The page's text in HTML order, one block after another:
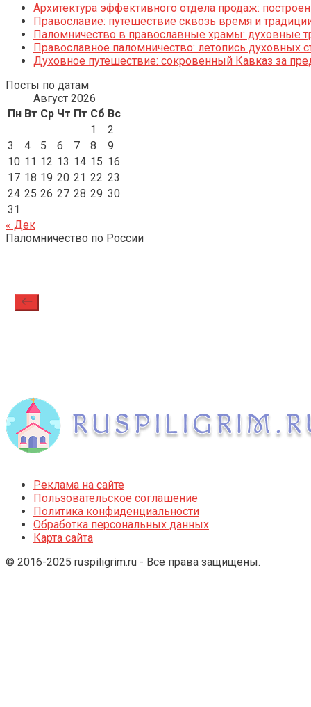
Архитектура эффективного отдела продаж:
Православие: путешествие сквозь время и
Паломничество в православные храмы: духовные
Православное паломничество: летопись духовных
Духовное путешествие: сокровенный Кавказ за
Посты по датам
Август 2026
Пн Вт Ср Чт Пт Сб Вс
1
2
3
4 5 6 7 8
9
10 11 12 13 14 15 16
17 18 19 20 21 22 23
24 25 26 27 28 29 30
31
« Дек
Паломничество по России
Реклама на сайте
Пользовательское соглашение
Политика конфиденциальности
Обработка персональных данных
Карта сайта
© 2016-2025 ruspiligrim.ru - Все права защищены.